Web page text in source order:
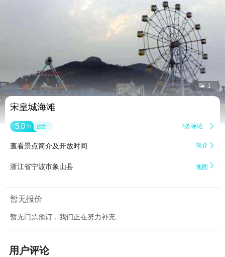
 1
宋皇城海滩
5.0 分 超赞 2条评论 
查看景点简介及开放时间 简介 
浙江省宁波市象山县 地图 
暂无报价
暂无门票预订，我们正在努力补充
用户评论